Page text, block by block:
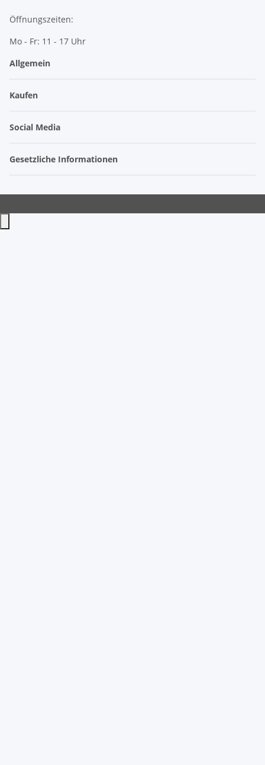
Öffnungszeiten:
Mo - Fr: 11 - 17 Uhr
Allgemein
Kaufen
Social Media
Gesetzliche Informationen